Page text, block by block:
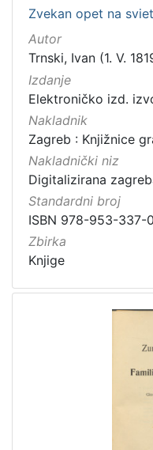
Zvekan opet na
Autor
Trnski, Ivan (1. V.
Izdanje
Elektroničko izd.
Nakladnik
Zagreb : Knjižnice
Nakladnički niz
Digitalizirana
Standardni broj
ISBN 978-953-337-
Zbirka
Knjige